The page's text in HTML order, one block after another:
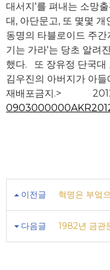
대서지'를 펴내는 소망
대, 아단문고, 또 몇몇
동명의 타블로이드 주
기는 가라'는 당초 알려
했다. 또 장유정 단국대
김우진의 아버지가 아
재배포금지.>
이전글 혁명은 부엌
다음글 1982년 금관